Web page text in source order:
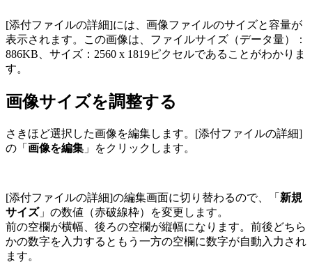
[添付ファイルの詳細]には、画像ファイルのサイズと容量が
表示されます。この画像は、ファイルサイズ（データ量）：
886KB、サイズ：2560 x 1819ピクセルであることがわかりま
す。
画像サイズを調整する
さきほど選択した画像を編集します。[添付ファイルの詳細]
の「 画像を編集 」をクリックします。
[添付ファイルの詳細]の編集画面に切り替わるので、「 新規
サイズ」の数値（赤破線枠）を変更します。
前の空欄が横幅、後ろの空欄が縦幅になります。前後どちら
かの数字を入力するともう一方の空欄に数字が自動入力され
ます。